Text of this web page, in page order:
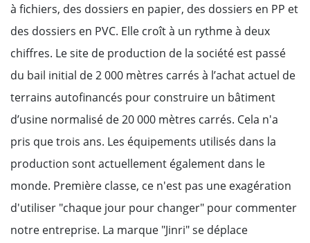
à fichiers, des dossiers en papier, des dossiers en PP et
des dossiers en PVC. Elle croît à un rythme à deux
chiffres. Le site de production de la société est passé
du bail initial de 2 000 mètres carrés à l’achat actuel de
terrains autofinancés pour construire un bâtiment
d’usine normalisé de 20 000 mètres carrés. Cela n'a
pris que trois ans. Les équipements utilisés dans la
production sont actuellement également dans le
monde. Première classe, ce n'est pas une exagération
d'utiliser "chaque jour pour changer" pour commenter
notre entreprise. La marque "Jinri" se déplace